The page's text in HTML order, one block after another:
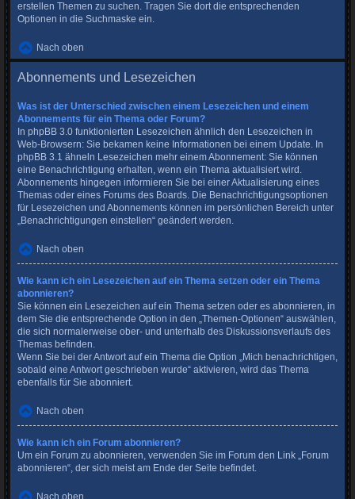
erstellen Themen zu suchen. Tragen Sie dort die entsprechenden
Optionen in die Suchmaske ein.
Nach oben
Abonnements und Lesezeichen
Was ist der Unterschied zwischen einem Lesezeichen und einem
Abonnements für ein Thema oder Forum?
In phpBB 3.0 funktionierten Lesezeichen ähnlich den Lesezeichen in
Web-Browsern: Sie bekamen keine Informationen bei einem Update. In
phpBB 3.1 ähneln Lesezeichen mehr einem Abonnement: Sie können
eine Benachrichtigung erhalten, wenn ein Thema aktualisiert wird.
Abonnements hingegen informieren Sie bei einer Aktualisierung eines
Themas oder eines Forums des Boards. Die Benachrichtigungsoptionen
für Lesezeichen und Abonnements können im persönlichen Bereich unter
„Benachrichtigungen einstellen“ geändert werden.
Nach oben
Wie kann ich ein Lesezeichen auf ein Thema setzen oder ein Thema
abonnieren?
Sie können ein Lesezeichen auf ein Thema setzen oder es abonnieren, in
dem Sie die entsprechende Option in den „Themen-Optionen“ auswählen,
die sich normalerweise ober- und unterhalb des Diskussionsverlaufs des
Themas befinden.
Wenn Sie bei der Antwort auf ein Thema die Option „Mich benachrichtigen,
sobald eine Antwort geschrieben wurde“ aktivieren, wird das Thema
ebenfalls für Sie abonniert.
Nach oben
Wie kann ich ein Forum abonnieren?
Um ein Forum zu abonnieren, verwenden Sie im Forum den Link „Forum
abonnieren“, der sich meist am Ende der Seite befindet.
Nach oben